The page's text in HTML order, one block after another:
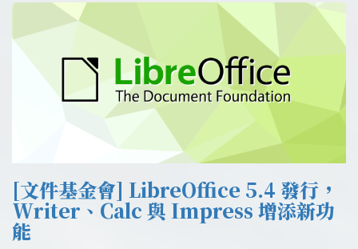
[文件基金會] LibreOffice 5.4 發行，
Writer、Calc 與 Impress 增添新功
能